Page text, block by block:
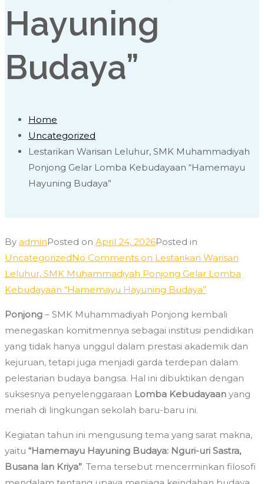
Hayuning
Budaya”
Home
Uncategorized
Lestarikan Warisan Leluhur, SMK Muhammadiyah
Ponjong Gelar Lomba Kebudayaan “Hamemayu
Hayuning Budaya”
By adminPosted on April 24, 2026Posted in
UncategorizedNo Comments on Lestarikan Warisan
Leluhur, SMK Muhammadiyah Ponjong Gelar Lomba
Kebudayaan “Hamemayu Hayuning Budaya”
Ponjong – SMK Muhammadiyah Ponjong kembali
menegaskan komitmennya sebagai institusi pendidikan
yang tidak hanya unggul dalam prestasi akademik dan
kejuruan, tetapi juga menjadi garda terdepan dalam
pelestarian budaya bangsa. Hal ini dibuktikan dengan
suksesnya penyelenggaraan Lomba Kebudayaan yang
meriah di lingkungan sekolah baru-baru ini.
Kegiatan tahun ini mengusung tema yang sarat makna,
yaitu “Hamemayu Hayuning Budaya: Nguri-uri Sastra,
Busana lan Kriya”. Tema tersebut mencerminkan filosofi